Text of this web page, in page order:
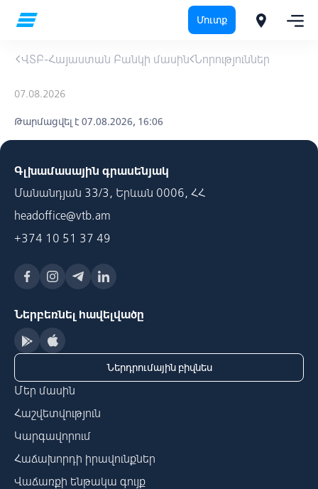
Մուտք
ՎՏԲ-Հայաստան Բանկի մասին Նորություններ
07.08.2026
Թարմացվել է 07.08.2026, 16:06
Գլխամասային գրասենյակ
Մանանդյան 33/3, Երևան 0006, ՀՀ
headoffice@vtb.am
+374 10 51 37 49
Ներբեռնել հավելվածը
Ներդրումային բիզնես
Մեր մասին
Հաշվետվություն
Կարգավորում
Հաճախորդի իրավունքներ
Վաճառքի ենթակա գույք